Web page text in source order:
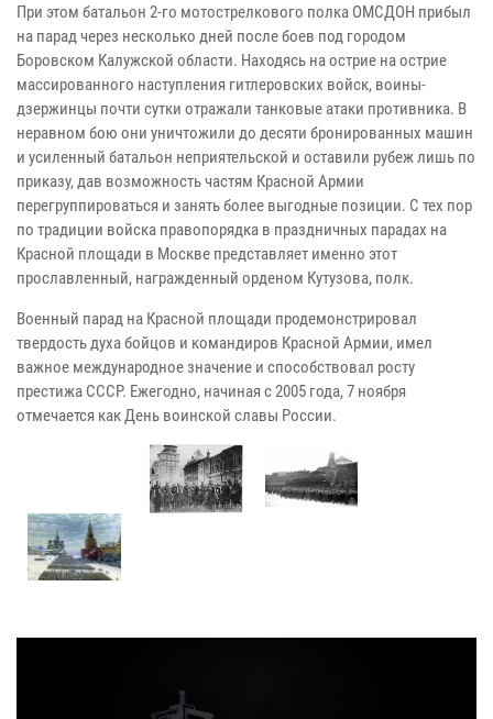
При этом батальон 2-го мотострелкового полка ОМСДОН прибыл
на парад через несколько дней после боев под городом
Боровском Калужской области. Находясь на острие на острие
массированного наступления гитлеровских войск, воины-
дзержинцы почти сутки отражали танковые атаки противника. В
неравном бою они уничтожили до десяти бронированных машин
и усиленный батальон неприятельской и оставили рубеж лишь по
приказу, дав возможность частям Красной Армии
перегруппироваться и занять более выгодные позиции. С тех пор
по традиции войска правопорядка в праздничных парадах на
Красной площади в Москве представляет именно этот
прославленный, награжденный орденом Кутузова, полк.
Военный парад на Красной площади продемонстрировал
твердость духа бойцов и командиров Красной Армии, имел
важное международное значение и способствовал росту
престижа СССР. Ежегодно, начиная с 2005 года, 7 ноября
отмечается как День воинской славы России.